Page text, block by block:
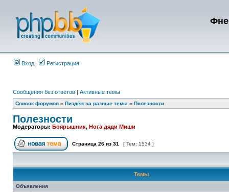
Вход Регистрация
Сообщения без ответов | Активные темы
Список форумов » Пиздёж на разные темы » Полезности
Полезности
Модераторы: Боярышник, Нога дяди Миши
Страница 26 из 31 [ Тем: 1534 ]
Темы
Объявления